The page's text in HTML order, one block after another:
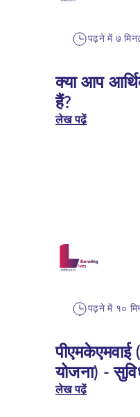
पढ़ने में ७
क्या आप
हैं?
लेख पढ़ें
पढ़ने में १०
पीएमकेएमवाई
योजना) -
लेख पढ़ें